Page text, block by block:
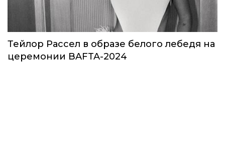
Тейлор Рассел в образе белого лебедя на
церемонии BAFTA-2024